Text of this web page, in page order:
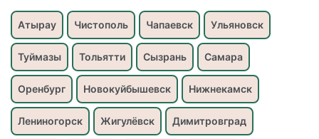
Атырау Чистополь Чапаевск Ульяновск
Туймазы Тольятти Сызрань Самара
Оренбург Новокуйбышевск Нижнекамск
Лениногорск Жигулёвск Димитровград